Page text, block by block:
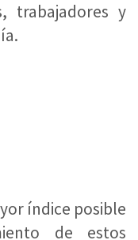
trabajadores y
índice posible
de estos